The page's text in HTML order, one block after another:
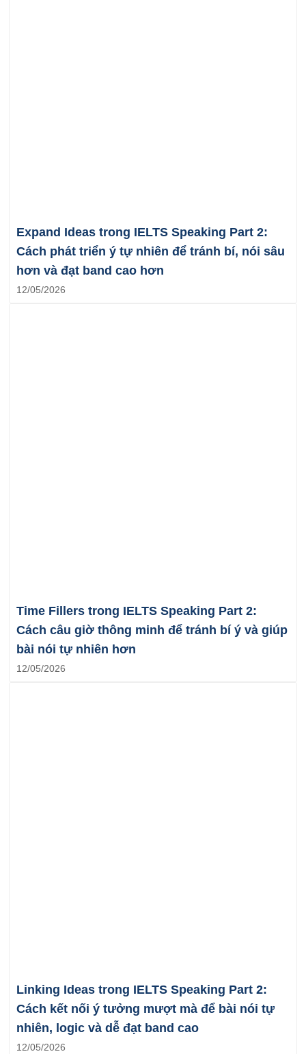
Expand Ideas trong IELTS Speaking Part 2:
Cách phát triển ý tự nhiên để tránh bí, nói sâu
hơn và đạt band cao hơn
12/05/2026
Time Fillers trong IELTS Speaking Part 2:
Cách câu giờ thông minh để tránh bí ý và giúp
bài nói tự nhiên hơn
12/05/2026
Linking Ideas trong IELTS Speaking Part 2:
Cách kết nối ý tưởng mượt mà để bài nói tự
nhiên, logic và dễ đạt band cao
12/05/2026